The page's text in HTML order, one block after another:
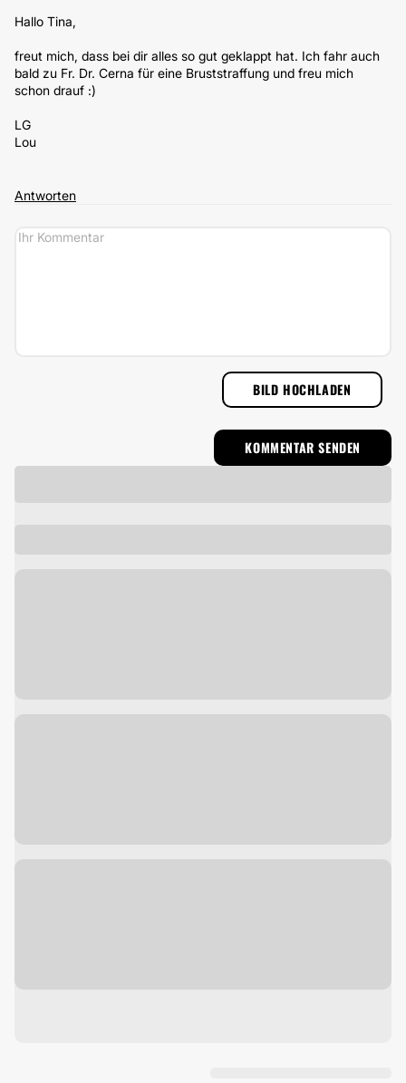
Hallo Tina,
freut mich, dass bei dir alles so gut geklappt hat. Ich fahr auch
bald zu Fr. Dr. Cerna für eine Bruststraffung und freu mich
schon drauf :)
LG
Lou
Antworten
BILD HOCHLADEN